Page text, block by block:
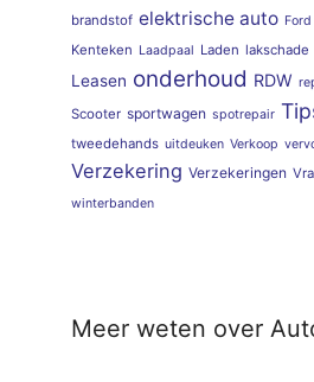
brandstof elektrische auto Ford
Kenteken Laadpaal Laden lakschade
Leasen onderhoud RDW
Scooter sportwagen spotrepair
tweedehands uitdeuken Verkoop
Verzekering Verzekeringen
winterbanden
Meer weten over